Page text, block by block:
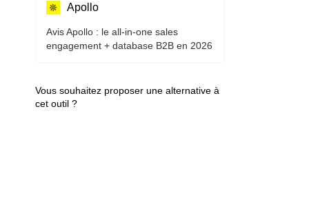
Apollo
Avis Apollo : le all-in-one sales
engagement + database B2B en 2026
Vous souhaitez proposer une alternative à
cet outil ?